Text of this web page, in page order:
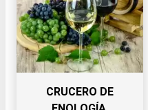
CRUCERO DE